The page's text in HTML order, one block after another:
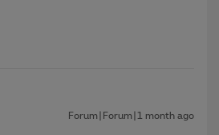
Forum|Forum|1 month ago